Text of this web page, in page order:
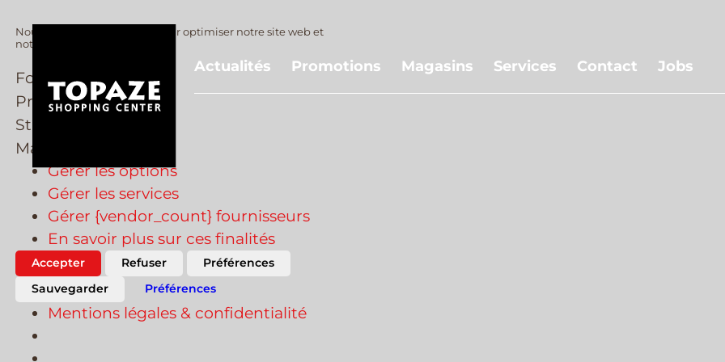
Nous utilisons des cookies pour optimiser notre site web et
notre service.
Fonctionnel
Preferences
Preferences
Statistiques
Marketing
Gérer les options
Gérer les services
Gérer {vendor_count} fournisseurs
En savoir plus sur ces finalités
Accepter Refuser
Préférences
Sauvegarder
Préférences
Mentions légales & confidentialité
main
content
Actualités Promotions Magasins Services Contact Jobs